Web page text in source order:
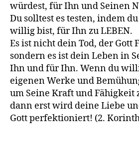
würdest, für Ihn und Seinen
Du solltest es testen, indem
willig bist, für Ihn zu LEBEN.
Es ist nicht dein Tod, der Gott
sondern es ist dein Leben in
Ihn und für Ihn. Wenn du
eigenen Werke und
um Seine Kraft und Fähigkeit
dann erst wird deine Liebe
Gott perfektioniert! (2.